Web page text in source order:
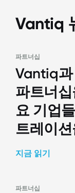
Vantiq
파트너십
Vantiq
파트너
요 기업
트레이
지금 읽기
파트너십